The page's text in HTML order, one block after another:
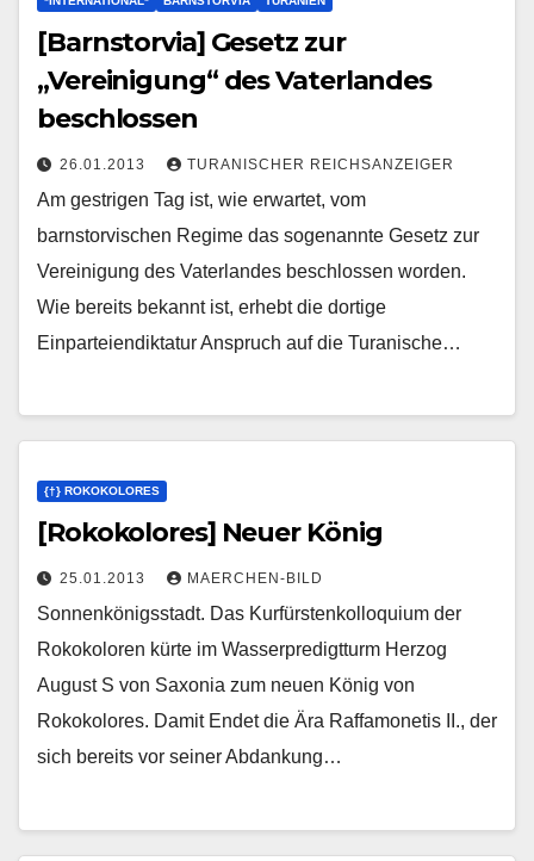
[Barnstorvia] Gesetz zur
„Vereinigung“ des Vaterlandes
beschlossen
26.01.2013 TURANISCHER REICHSANZEIGER
Am gestrigen Tag ist, wie erwartet, vom
barnstorvischen Regime das sogenannte Gesetz zur
Vereinigung des Vaterlandes beschlossen worden.
Wie bereits bekannt ist, erhebt die dortige
Einparteiendiktatur Anspruch auf die Turanische…
{†} ROKOKOLORES
[Rokokolores] Neuer König
25.01.2013 MAERCHEN-BILD
Sonnenkönigsstadt. Das Kurfürstenkolloquium der
Rokokoloren kürte im Wasserpredigtturm Herzog
August S von Saxonia zum neuen König von
Rokokolores. Damit Endet die Ära Raffamonetis II., der
sich bereits vor seiner Abdankung…